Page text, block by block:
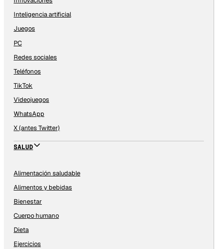
Inteligencia artificial
Juegos
PC
Redes sociales
Teléfonos
TikTok
Videojuegos
WhatsApp
X (antes Twitter)
SALUD
Alimentación saludable
Alimentos y bebidas
Bienestar
Cuerpo humano
Dieta
Ejercicios